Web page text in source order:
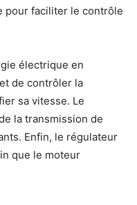
pour faciliter le contrôle
électrique en
de contrôler la
sa vitesse. Le
la transmission de
Enfin, le régulateur
que le moteur